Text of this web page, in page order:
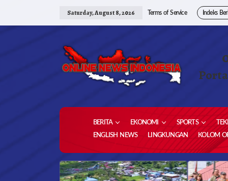
Saturday, August 8, 2026 Terms of Service Indeks
BERITA EKONOMI SPORTS
ENGLISH NEWS
LINGKUNGAN KOLOM